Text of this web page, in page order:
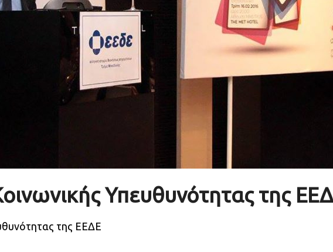
Υπευθυνότητας της
της ΕΕΔΕ